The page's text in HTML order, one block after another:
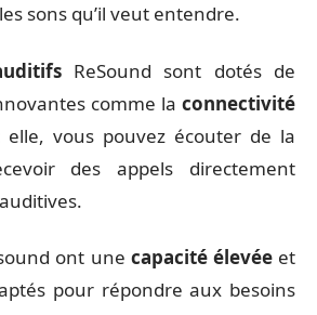
sons qu’il veut entendre.
ReSound sont dotés de
comme la connectivité
elle, vous pouvez écouter de la
des appels directement
ont une capacité élevéeet
pour répondre aux besoins